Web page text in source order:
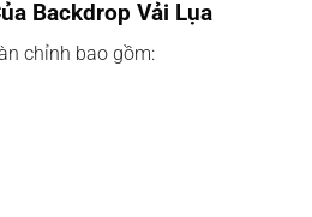
Backdrop Vải Lụa
chỉnh bao gồm: